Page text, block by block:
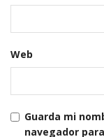
Web
Guarda mi
navegador